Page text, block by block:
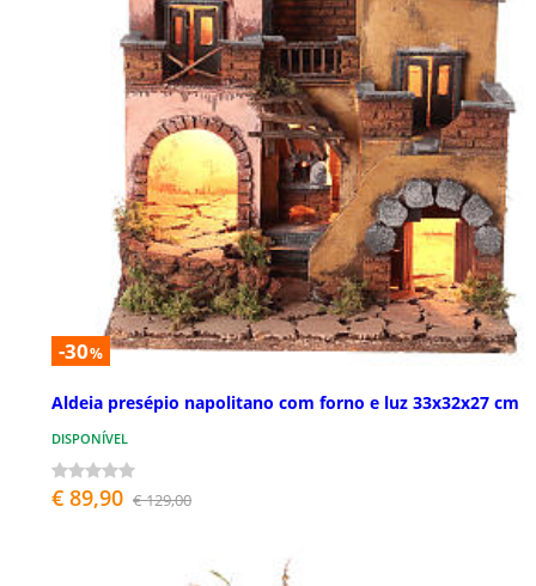
-30%
Aldeia presépio napolitano com forno e luz 33x32x27 cm
DISPONÍVEL
€ 89,90 € 129,00